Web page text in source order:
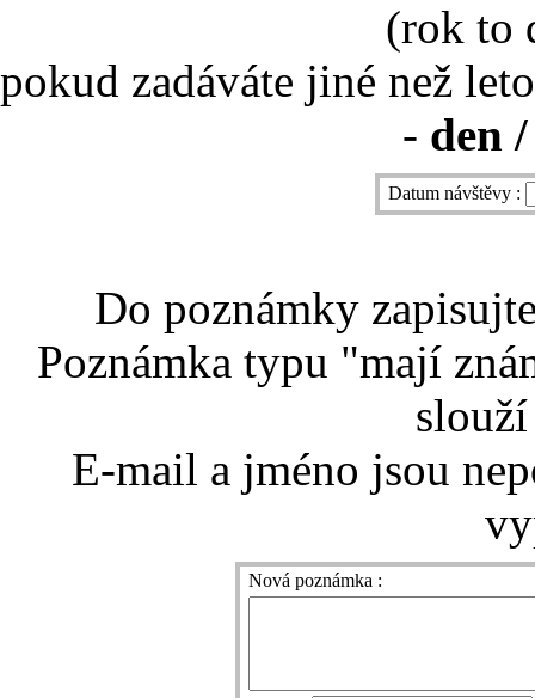
(rok to
pokud zadáváte jiné než
- den
Datum návštěvy :
Do poznámky
Poznámka typu "mají
E-mail a jméno jsou
Nová poznámka :